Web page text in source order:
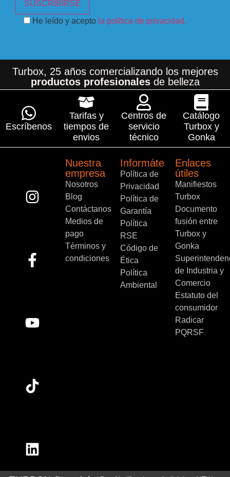
He leído y acepto la política de privacidad.
Turbox, 25 años comercializando los mejores
productos profesionalesde belleza
Escríbenos
Tarifas y
tiempos de
envios
Centros de
servicio
técnico
Catálogo
Turbox y
Gonka
Nuestra
empresa
Nosotros
Blog
Contáctanos
Medios de
pago
Términos y
condiciones
Informáte
Política de
Privacidad
Política de
Garantía
Política
RSE
Código de
Ética
Política
Ambiental
Enlaces
útiles
Manifiestos
Turbox
Documento
fusión entre
Turbox y
Gonka
de Industria y
Comercio
Estatuto del
consumidor
Radicar
PQRSF